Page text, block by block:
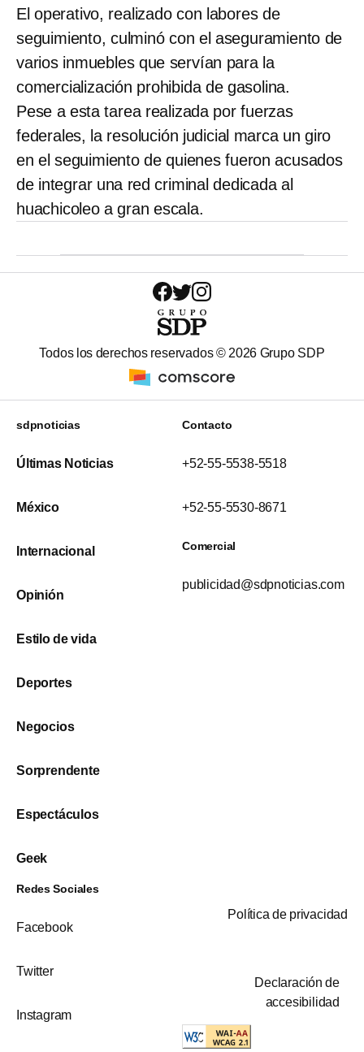
El operativo, realizado con labores de
seguimiento, culminó con el aseguramiento de
varios inmuebles que servían para la
comercialización prohibida de gasolina.
Pese a esta tarea realizada por fuerzas
federales, la resolución judicial marca un giro
en el seguimiento de quienes fueron acusados
de integrar una red criminal dedicada al
huachicoleo a gran escala.
Todos los derechos reservados © 2026 Grupo SDP
sdpnoticias
Últimas Noticias
México
Internacional
Opinión
Estilo de vida
Deportes
Negocios
Sorprendente
Espectáculos
Geek
Contacto
+52-55-5538-5518
+52-55-5530-8671
Comercial
publicidad@sdpnoticias.com
Redes Sociales
Facebook
Twitter
Instagram
Política de privacidad
Declaración de
accesibilidad